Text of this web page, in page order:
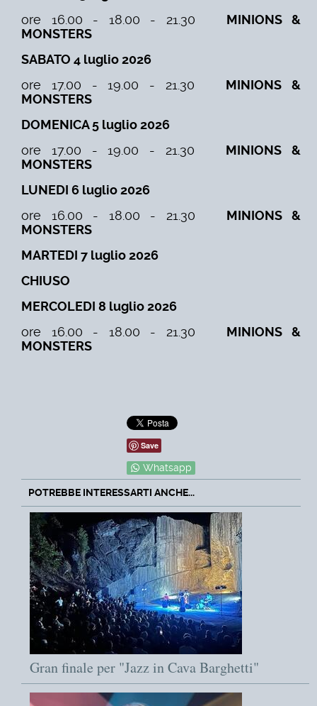
ore 16.00 - 18.00 - 21.30 MINIONS &
MONSTERS
SABATO 4 luglio 2026
ore 17.00 - 19.00 - 21.30 MINIONS &
MONSTERS
DOMENICA 5 luglio 2026
ore 17.00 - 19.00 - 21.30 MINIONS &
MONSTERS
LUNEDI 6 luglio 2026
ore 16.00 - 18.00 - 21.30 MINIONS &
MONSTERS
MARTEDI 7 luglio 2026
CHIUSO
MERCOLEDI 8 luglio 2026
ore 16.00 - 18.00 - 21.30 MINIONS &
MONSTERS
Save
Whatsapp
POTREBBE INTERESSARTI ANCHE...
Gran finale per "Jazz in Cava Barghetti"